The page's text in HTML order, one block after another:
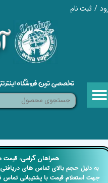
/ ثبت نام
حساب کاربری من
خروج از حساب کاربری
تخصصی ترین فروشگاه
​​همراهان گرامی،
به دلیل حجم بالای تماس های
جهت استعلام قیمت با پشتیبانی تماس